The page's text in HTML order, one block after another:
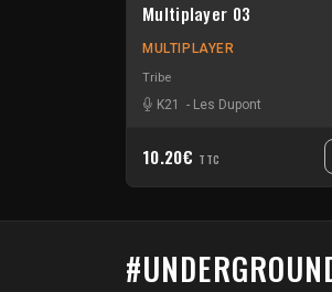
Multiplayer 03
MULTIPLAYER
Tribe
K21
- Les Dupont
10.20€ TTC